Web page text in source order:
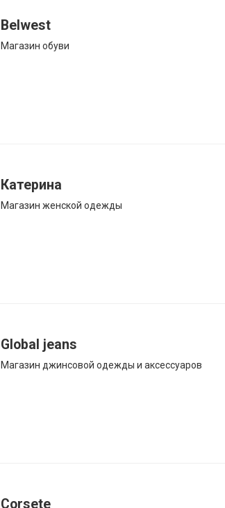
Belwest
Магазин обуви
Катерина
Магазин женской одежды
Global jeans
Магазин джинсовой одежды и аксессуаров
Corsete